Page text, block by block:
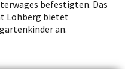
befestigten. Das
Lohberg bietet
an.